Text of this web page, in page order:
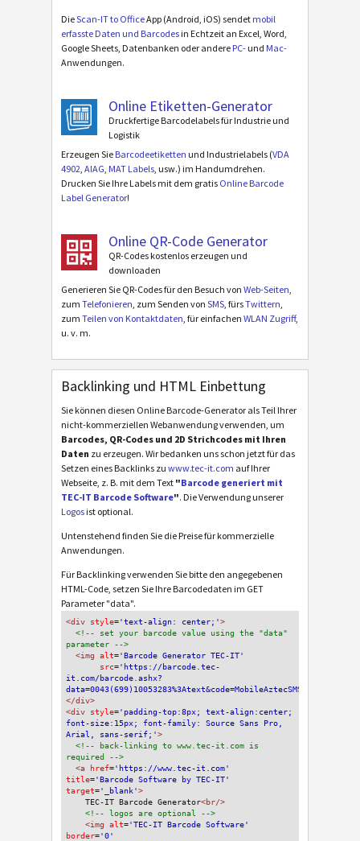
DieScan-IT to OfficeApp (Android, iOS) sendet mobil
erfasste Daten und Barcodes in Echtzeit an Excel, Word,
Google Sheets, Datenbanken oder andere PC- und Mac-
Anwendungen.
Online Etiketten-Generator
Druckfertige Barcodelabels für Industrie und
Logistik
Erzeugen Sie Barcodeetiketten und Industrielabels (VDA
4902 AIAG MAT Labels , usw.) im Handumdrehen.
Drucken Sie Ihre Labels mit dem gratis Online Barcode
Label Generator!
Online QR-Code Generator
QR-Codes kostenlos erzeugen und
downloaden
Generieren Sie QR-Codes für den Besuch von Web-Seiten
zum Telefonieren , zum Senden von SMS , fürsTwittern
zum Teilen von Kontaktdaten , für einfachen WLAN Zugriff,
u. v. m.
Backlinking und HTML Einbettung
Sie können diesen Online Barcode-Generator als Teil Ihrer
nicht-kommerziellen Webanwendung verwenden, um
Barcodes, QR-Codes und 2D Strichcodes mit Ihren
Daten zu erzeugen. Wir bedanken uns schon jetzt für das
Setzen eines Backlinks zu www.tec-it.com auf Ihrer
Webseite, z. B. mit dem Text "Barcode generiert mit
TEC-IT Barcode Software". Die Verwendung unserer
Logos ist optional.
Untenstehend finden Sie die Preise für kommerzielle
Anwendungen.
Für Backlinking verwenden Sie bitte den angegebenen
HTML-Code, setzen Sie Ihre Barcodedaten im GET
Parameter "data".
<div style='text-align: center;'>
<!-- set your barcode value using the "data"
parameter -->
<img alt='Barcode Generator TEC-IT'
src='https://barcode.tec-
it.com/barcode.ashx?
data=0043(699)10053283%3Atext&code=MobileAztecSMS'
</div>
<div style='padding-top:8px; text-align:center;
font-size:15px; font-family: Source Sans Pro,
Arial, sans-serif;'>
<!-- back-linking to www.tec-it.com is
required -->
<a href='https://www.tec-it.com'
title='Barcode Software by TEC-IT'
target='_blank'>
TEC-IT Barcode Generator<br/>
<!-- logos are optional -->
<img alt='TEC-IT Barcode Software'
border='0'